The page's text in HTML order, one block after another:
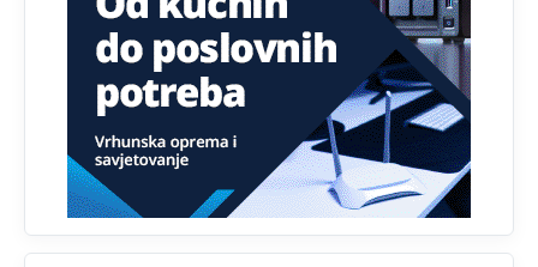
Proguglajte
Анонимно2810587
11:21
O kako su cudni lvi ljudi,uzeli bi sve da mogu...a ja srce
svima fajem,radujem se tudjoj sreci.I ko ima i ko nema
na iso ce mjesto leci!
Анонимно2810587
11:24